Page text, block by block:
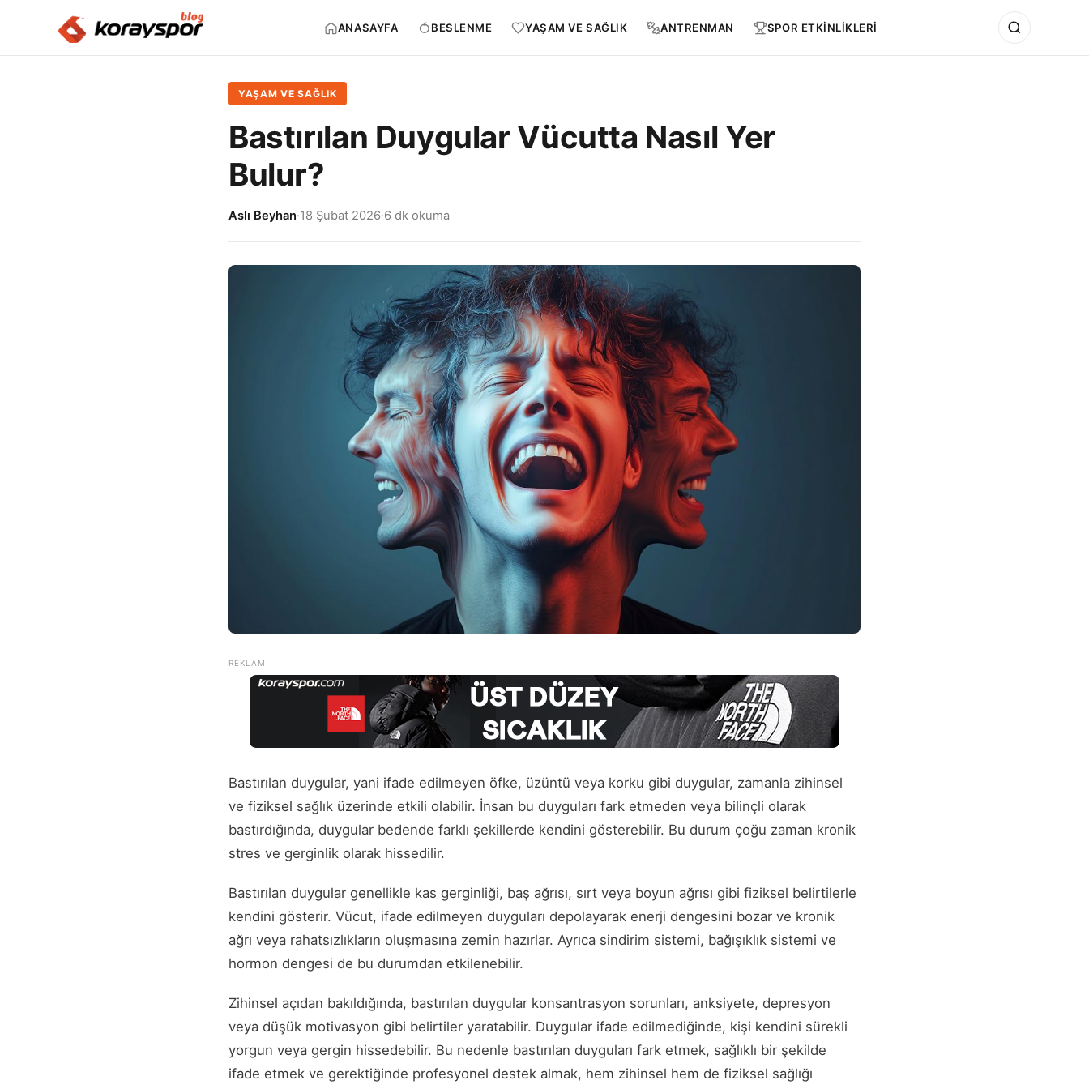
ANASAYFA BESLENME YAŞAM VE SAĞLIK ANTRENMAN SPOR ETKİNLİKLERİ
YAŞAM VE SAĞLIK
Bastırılan Duygular Vücutta Nasıl Yer
Bulur?
Aslı Beyhan·18 Şubat 2026·6 dk okuma
Bastırılan duygular, yani ifade edilmeyen öfke, üzüntü veya korku gibi duygular, zamanla zihinsel
ve fiziksel sağlık üzerinde etkili olabilir. İnsan bu duyguları fark etmeden veya bilinçli olarak
bastırdığında, duygular bedende farklı şekillerde kendini gösterebilir. Bu durum çoğu zaman kronik
stres ve gerginlik olarak hissedilir.
Bastırılan duygular genellikle kas gerginliği, baş ağrısı, sırt veya boyun ağrısı gibi fiziksel belirtilerle
kendini gösterir. Vücut, ifade edilmeyen duyguları depolayarak enerji dengesini bozar ve kronik
ağrı veya rahatsızlıkların oluşmasına zemin hazırlar. Ayrıca sindirim sistemi, bağışıklık sistemi ve
hormon dengesi de bu durumdan etkilenebilir.
Zihinsel açıdan bakıldığında, bastırılan duygular konsantrasyon sorunları, anksiyete, depresyon
veya düşük motivasyon gibi belirtiler yaratabilir. Duygular ifade edilmediğinde, kişi kendini sürekli
yorgun veya gergin hissedebilir. Bu nedenle bastırılan duyguları fark etmek, sağlıklı bir şekilde
ifade etmek ve gerektiğinde profesyonel destek almak, hem zihinsel hem de fiziksel sağlığı